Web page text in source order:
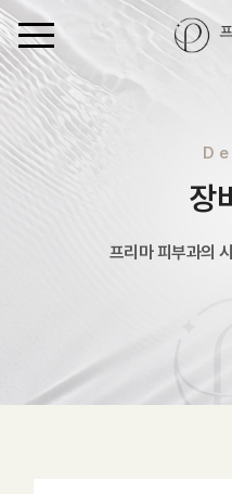
장
프리마 피부과의